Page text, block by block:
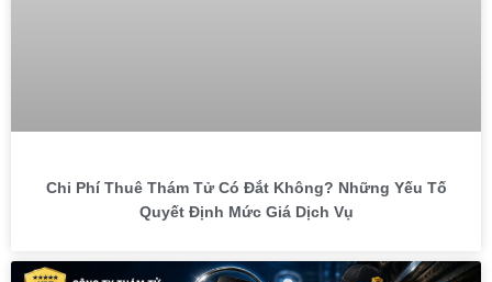
Chi Phí Thuê Thám Tử Có Đắt Không? Những Yếu Tố
Quyết Định Mức Giá Dịch Vụ